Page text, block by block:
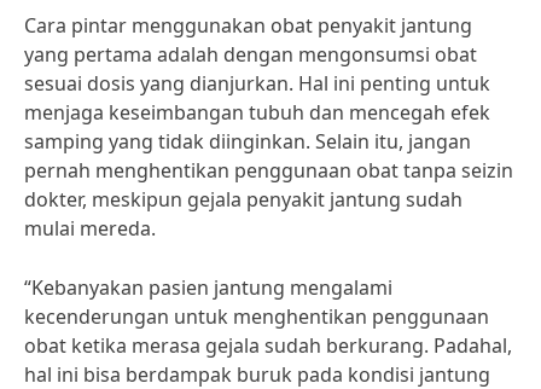
Cara pintar menggunakan obat penyakit jantung
yang pertama adalah dengan mengonsumsi obat
sesuai dosis yang dianjurkan. Hal ini penting untuk
menjaga keseimbangan tubuh dan mencegah efek
samping yang tidak diinginkan. Selain itu, jangan
pernah menghentikan penggunaan obat tanpa seizin
dokter, meskipun gejala penyakit jantung sudah
mulai mereda.
“Kebanyakan pasien jantung mengalami
kecenderungan untuk menghentikan penggunaan
obat ketika merasa gejala sudah berkurang. Padahal,
hal ini bisa berdampak buruk pada kondisi jantung